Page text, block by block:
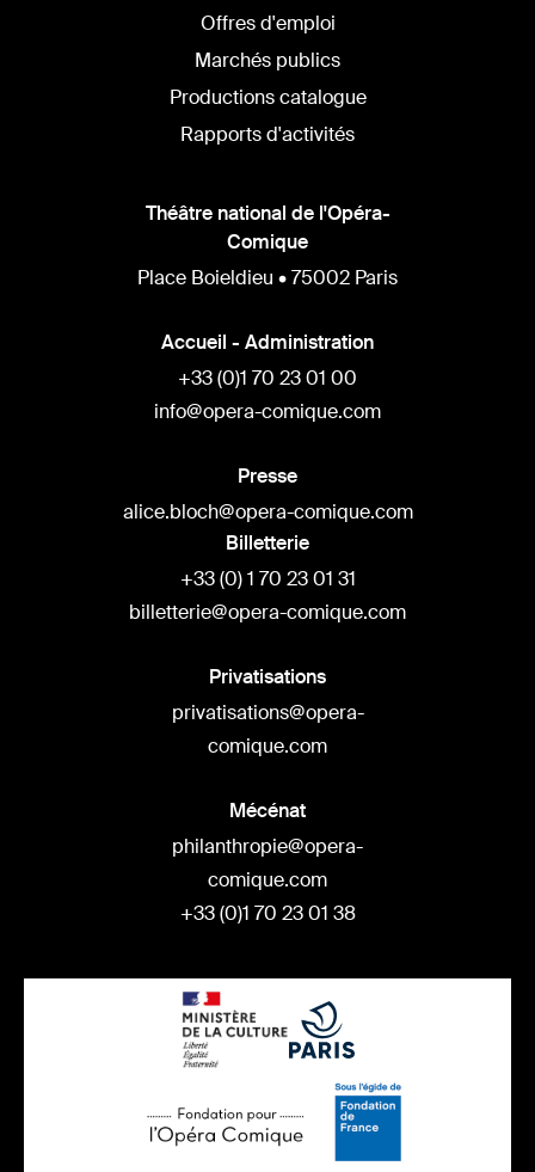
Offres d'emploi
Marchés publics
Productions catalogue
Rapports d'activités
Théâtre national de l'Opéra-
Comique
Place Boieldieu • 75002 Paris
Accueil - Administration
+33 (0)1 70 23 01 00
info@opera-comique.com
Presse
alice.bloch@opera-comique.com
Billetterie
+33 (0) 1 70 23 01 31
billetterie@opera-comique.com
Privatisations
privatisations@opera-
comique.com
Mécénat
philanthropie@opera-
comique.com
+33 (0)1 70 23 01 38